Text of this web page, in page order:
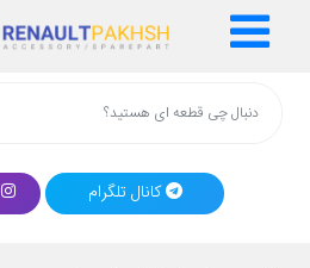
کانال تلگرام